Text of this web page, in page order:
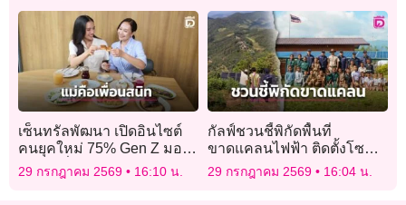
เซ็นทรัลพัฒนา เปิดอินไซต์
คนยุคใหม่ 75% Gen Z มอง
แม่คือเพื่อนสนิท
29 กรกฎาคม 2569 16:10 น.
กัลฟ์ชวนชี้พิกัดพื้นที่
ขาดแคลนไฟฟ้า ติดตั้งโซ
ลาร์เซลล์ให้ฟรี
29 กรกฎาคม 2569 16:04 น.